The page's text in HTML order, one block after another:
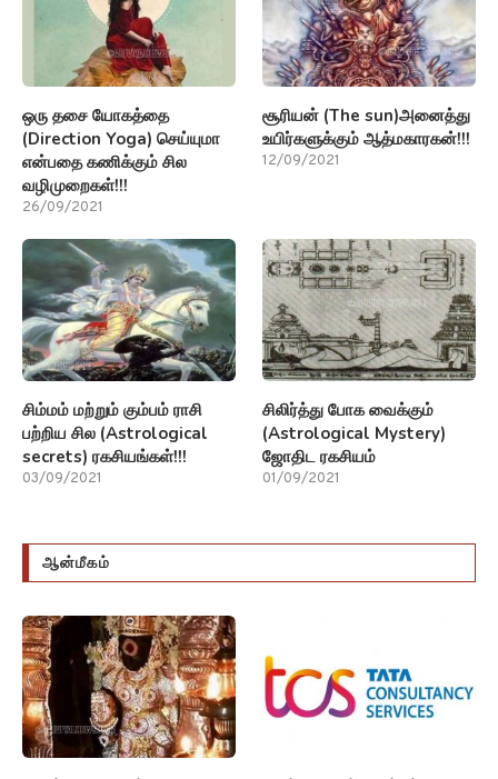
ஒரு தசை யோகத்தை
(Direction Yoga) செய்யுமா
என்பதை கணிக்கும் சில
வழிமுறைகள்!!!
26/09/2021
சூரியன் (The sun)அனைத்து
உயிர்களுக்கும் ஆத்மகாரகன்!!!
12/09/2021
சிம்மம் மற்றும் கும்பம் ராசி
பற்றிய சில (Astrological
secrets) ரகசியங்கள்!!!
03/09/2021
சிலிர்த்து போக வைக்கும்
(Astrological Mystery)
ஜோதிட ரகசியம்
01/09/2021
ஆன்மீகம்